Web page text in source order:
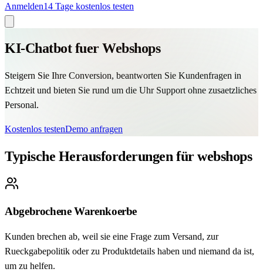
Anmelden14 Tage kostenlos testen
KI-Chatbot fuer Webshops
Steigern Sie Ihre Conversion, beantworten Sie Kundenfragen in
Echtzeit und bieten Sie rund um die Uhr Support ohne zusaetzliches
Personal.
Kostenlos testenDemo anfragen
Typische Herausforderungen für webshops
Abgebrochene Warenkoerbe
Kunden brechen ab, weil sie eine Frage zum Versand, zur
Rueckgabepolitik oder zu Produktdetails haben und niemand da ist,
um zu helfen.